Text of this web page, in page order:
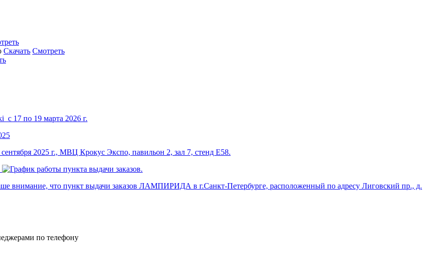
Скачать Смотреть
с 17 по 19 марта 2026 г.
2025 г., МВЦ Крокус Экспо, павильон 2, зал 7, стенд Е58.
внимание, что пункт выдачи заказов ЛАМПИРИДА в г.Санкт-Петербурге, расположенный по адресу Лиговский пр., д.
по телефону